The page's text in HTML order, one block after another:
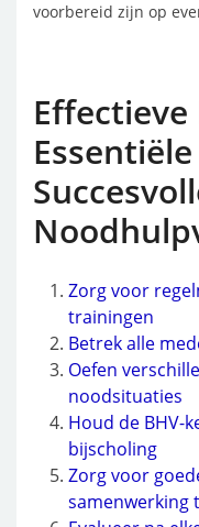
voorbereid zijn op
Zorg voor
trainingen
Betrek alle
Oefen
noodsituaties
Houd de BHV-
bijscholing
Zorg voor
samenwerking